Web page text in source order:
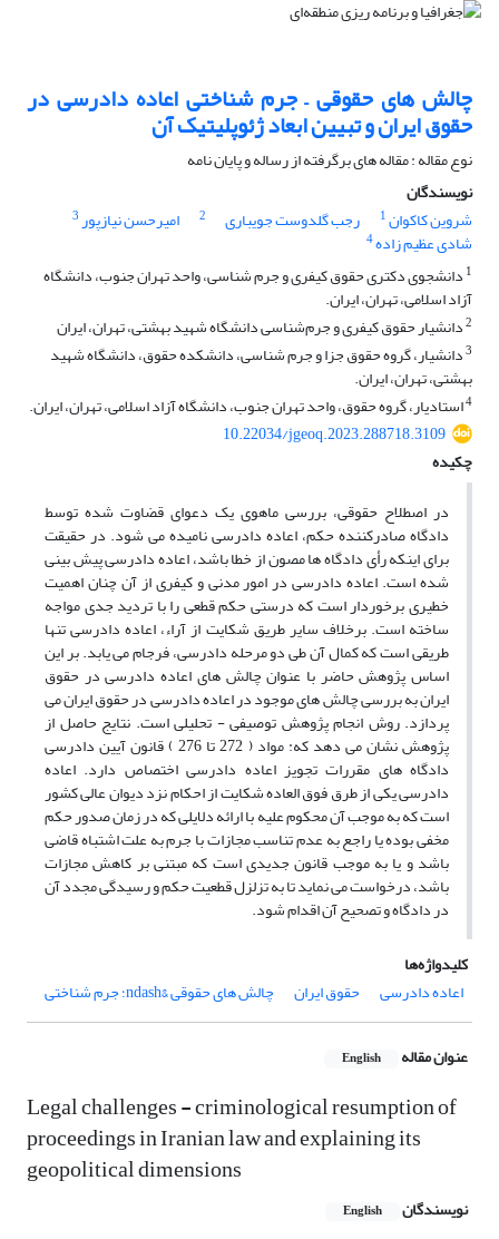
چالش های حقوقی – جرم شناختی اعاده دادرسی در
حقوق ایران و تبیین ابعاد ژئوپلیتیک آن
نوع مقاله : مقاله های برگرفته از رساله و پایان نامه
نویسندگان
شروین کاکوان1 رجب گلدوست جویباری 2 امیرحسن نیازپور3
شادی عظیم زاده4
1 دانشجوی دکتری حقوق کیفری و جرم شناسی، واحد تهران جنوب، دانشگاه
آزاد اسلامی، تهران، ایران.
2دانشیار حقوق کیفری و جرم‌شناسی دانشگاه شهید بهشتی، تهران، ایران
3دانشیار، گروه حقوق جزا و جرم شناسی، دانشکده حقوق، دانشگاه شهید
بهشتی، تهران، ایران.
4استادیار، گروه حقوق، واحد تهران جنوب، دانشگاه آزاد اسلامی، تهران، ایران.
10.22034/jgeoq.2023.288718.3109
چکیده
در اصطلاح حقوقی، بررسی ماهوی یک دعوای قضاوت شده توسط
دادگاه صادرکننده حکم، اعاده دادرسی نامیده می شود. در حقیقت
برای اینکه رأی دادگاه ها مصون از خطا باشد، اعاده دادرسی پیش بینی
شده است. اعاده دادرسی در امور مدنی و کیفری از آن چنان اهمیت
خطیری برخوردار است که درستی حکم قطعی را با تردید جدی مواجه
ساخته است. برخلاف سایر طریق شکایت از آراء، اعاده دادرسی تنها
طریقی است که کمال آن طی دو مرحله دادرسی، فرجام می یابد. بر این
اساس پژوهش حاضر با عنوان چالش های اعاده دادرسی در حقوق
ایران به بررسی چالش های موجود در اعاده دادرسی در حقوق ایران می
پردازد. روش انجام پژوهش توصیفی - تحلیلی است. نتایج حاصل از
پژوهش نشان می دهد که: مواد ( 272 تا 276 ) قانون آیین دادرسی
دادگاه های مقررات تجویز اعاده دادرسی اختصاص دارد. اعاده
دادرسی یکی از طرق فوق العاده شکایت از احکام نزد دیوان عالی کشور
است که به موجب آن محکوم علیه با ارائه دلایلی که در زمان صدور حکم
مخفی بوده یا راجع به عدم تناسب مجازات با جرم به علت اشتباه قاضی
باشد و یا به موجب قانون جدیدی است که مبتنی بر کاهش مجازات
باشد، درخواست می نماید تا به تزلزل قطعیت حکم و رسیدگی مجدد آن
در دادگاه و تصحیح آن اقدام شود.
کلیدواژه‌ها
اعاده دادرسی
حقوق ایران چالش های حقوقی &ndash؛ جرم شناختی
عنوان مقاله English
Legal challenges - criminological resumption of
proceedings in Iranian law and explaining its
geopolitical dimensions
نویسندگان English